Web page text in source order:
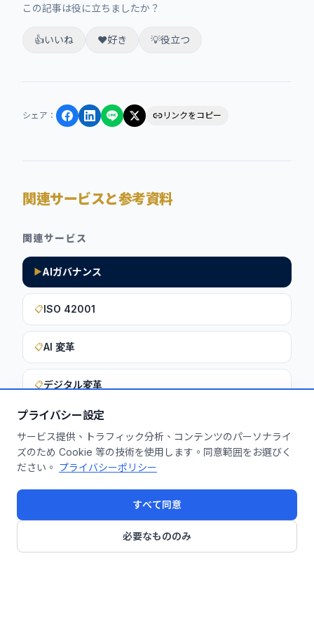
プライバシー設定
サービス提供、トラフィック分析、コンテンツのパーソナライ
ズのため Cookie 等の技術を使用します。同意範囲をお選びく
ださい。 プライバシーポリシー
すべて同意
必要なもののみ
この記事は役に立ちましたか？
👍いいね ❤️好き 💡役立つ
シェア ： リンクをコピー
関連サービスと参考資料
関連サービス
▶AIガバナンス
📋ISO 42001
📋AI 変革
📋デジタル変革
このインサイトを貴社に活用しません
か？
無料診断を申し込む